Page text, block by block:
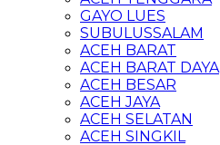
GAYO LUES
SUBULUSSALAM
ACEH BARAT
ACEH BARAT DAYA
ACEH BESAR
ACEH JAYA
ACEH SELATAN
ACEH SINGKIL